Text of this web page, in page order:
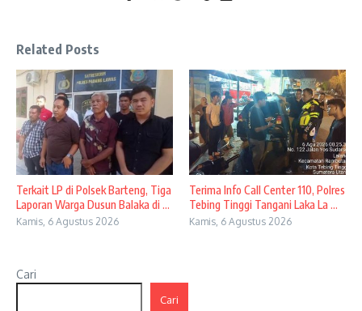
Related Posts
Terkait LP di Polsek Barteng, Tiga
Laporan Warga Dusun Balaka di ...
Kamis, 6 Agustus 2026
Terima Info Call Center 110, Polres
Tebing Tinggi Tangani Laka La ...
Kamis, 6 Agustus 2026
Cari
Cari